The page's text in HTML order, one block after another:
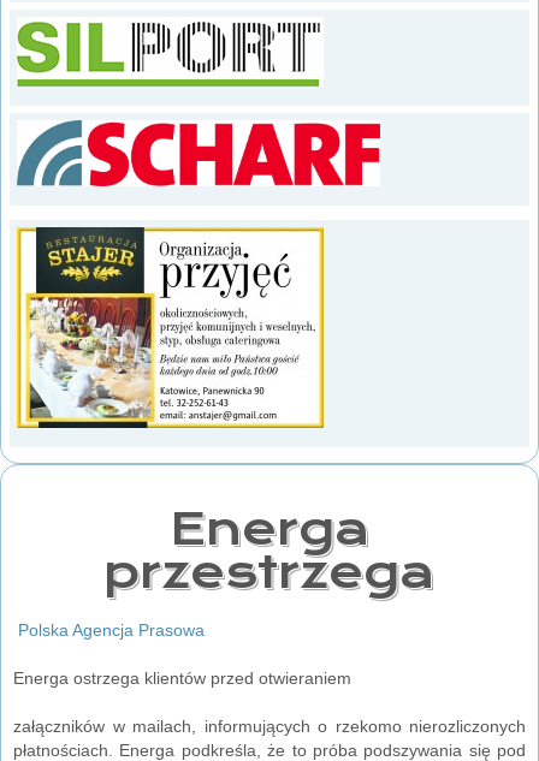
Energa
przestrzega
Polska Agencja Prasowa
Energa ostrzega klientów przed otwieraniem
załączników w mailach, informujących o rzekomo nierozliczonych
płatnościach. Energa podkreśla, że to próba podszywania się pod